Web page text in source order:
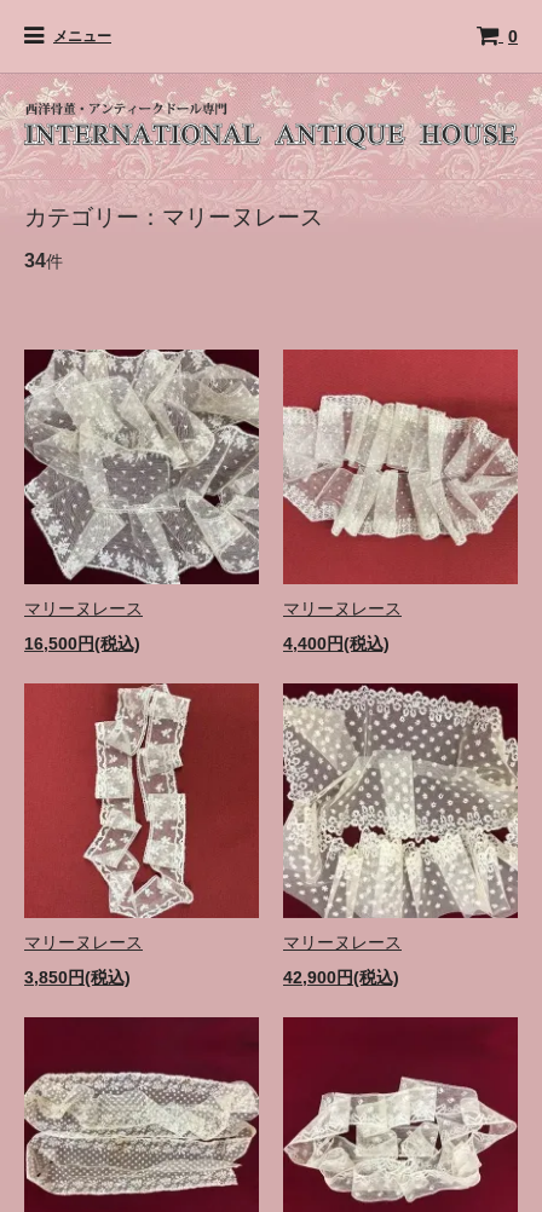
メニュー 0
カテゴリー：マリーヌレース
34件
マリーヌレース
16,500円(税込)
マリーヌレース
4,400円(税込)
マリーヌレース
3,850円(税込)
マリーヌレース
42,900円(税込)